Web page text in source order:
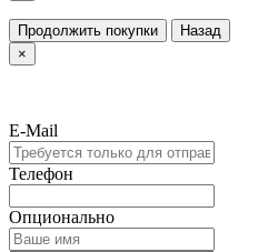
Продолжить покупки
Назад
×
E-Mail
Телефон
Опционально